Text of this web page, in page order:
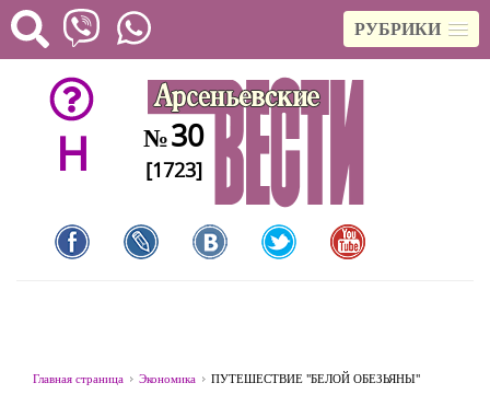
РУБРИКИ
H №30
[1723]
Главная страница Экономика ПУТЕШЕСТВИЕ "БЕЛОЙ ОБЕЗЬЯНЫ"